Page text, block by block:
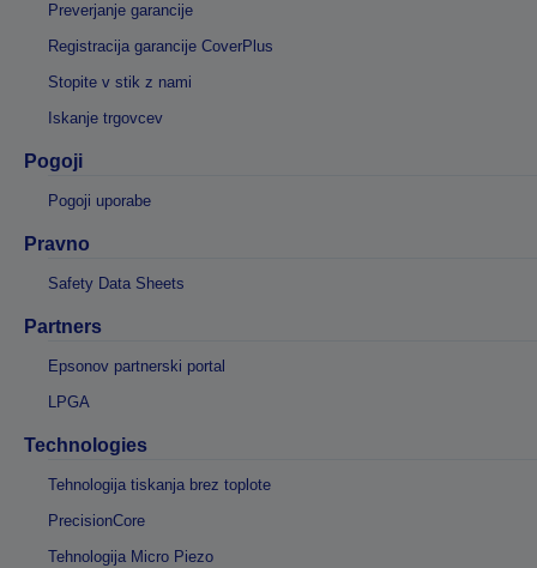
Preverjanje garancije
Registracija garancije CoverPlus
Stopite v stik z nami
Iskanje trgovcev
Pogoji
Pogoji uporabe
Pravno
Safety Data Sheets
Partners
Epsonov partnerski portal
LPGA
Technologies
Tehnologija tiskanja brez toplote
PrecisionCore
Tehnologija Micro Piezo